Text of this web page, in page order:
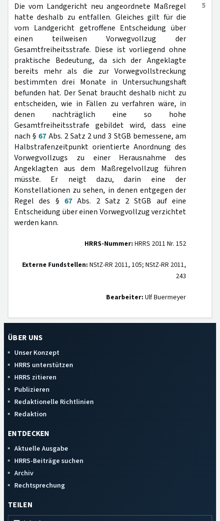
5
Die vom Landgericht neu angeordnete Maßregel
hatte deshalb zu entfallen. Gleiches gilt für die
vom Landgericht getroffene Entscheidung über
einen teilweisen Vorwegvollzug der
Gesamtfreiheitsstrafe. Diese ist vorliegend ohne
praktische Bedeutung, da sich der Angeklagte
bereits mehr als die zur Vorwegvollstreckung
bestimmten drei Monate in Untersuchungshaft
befunden hat. Der Senat braucht deshalb nicht zu
entscheiden, wie in Fällen zu verfahren wäre, in
denen nachträglich eine so hohe
Gesamtfreiheitsstrafe gebildet wird, dass eine
nach § 67 Abs. 2 Satz 2 und 3 StGB bemessene, am
Halbstrafenzeitpunkt orientierte Anordnung des
Vorwegvollzugs zu einer Herausnahme des
Angeklagten aus dem Maßregelvollzug führen
müsste. Er neigt dazu, darin eine der
Konstellationen zu sehen, in denen entgegen der
Regel des § 67Abs. 2 Satz 2 StGB auf eine
Entscheidung über einen Vorwegvollzug verzichtet
werden kann.
HRRS-Nummer: HRRS 2011 Nr. 152
Externe Fundstellen: NStZ-RR 2011, 105; NStZ-RR 2011,
243
Bearbeiter: Ulf Buermeyer
ÜBER UNS
Unser Konzept
HRRS unterstützen
HRRS zitieren
Publizieren
Redaktionelle Richtlinien
Redaktion
ENTDECKEN
Aktuelle Ausgabe
HRRS-Beiträge suchen
Archiv
Rechtsprechung
TEILEN